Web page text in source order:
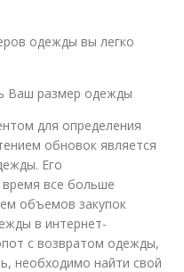
одежды вы легко
Ваш размер одежды
для определения
обновок является
Его
все больше
объемов закупок
в интернет-
с возвратом одежды,
необходимо найти свой